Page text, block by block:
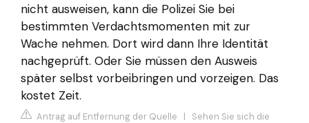
nicht ausweisen, kann die Polizei Sie bei
bestimmten Verdachtsmomenten mit zur
Wache nehmen. Dort wird dann Ihre Identität
nachgeprüft. Oder Sie müssen den Ausweis
später selbst vorbeibringen und vorzeigen. Das
kostet Zeit.
Antrag auf Entfernung der Quelle | Sehen Sie sich die